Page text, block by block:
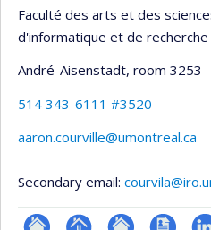
Faculté des arts et des
d'informatique et de
André-Aisenstadt, room 3253
514 343-6111 #3520
aaron.courville@umontreal.ca
Secondary email: